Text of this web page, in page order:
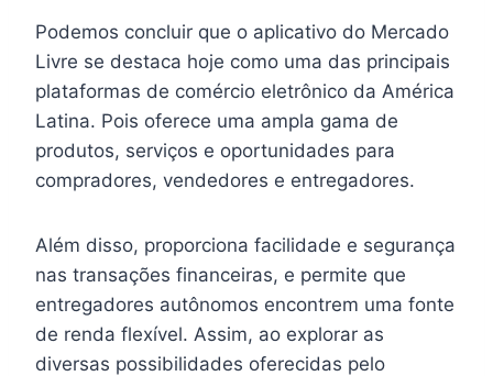
Podemos concluir que o aplicativo do Mercado
Livre se destaca hoje como uma das principais
plataformas de comércio eletrônico da América
Latina. Pois oferece uma ampla gama de
produtos, serviços e oportunidades para
compradores, vendedores e entregadores.
Além disso, proporciona facilidade e segurança
nas transações financeiras, e permite que
entregadores autônomos encontrem uma fonte
de renda flexível. Assim, ao explorar as
diversas possibilidades oferecidas pelo